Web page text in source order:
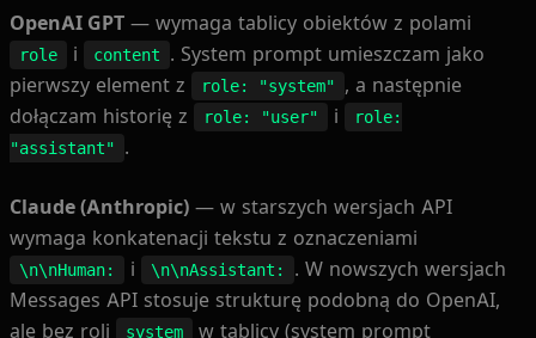
OpenAI GPT — wymaga tablicy obiektów z polami
role i content
. System prompt umieszczam jako
pierwszy element z
role: "system"
, a następnie
dołączam historię z
role: "user" i
role:
"assistant"
.
Claude (Anthropic) — w starszych wersjach API
wymaga konkatenacji tekstu z oznaczeniami
\n\nHuman: i \n\nAssistant:
. W nowszych wersjach
Messages API stosuje strukturę podobną do OpenAI,
ale bez roli
system
w tablicy (system prompt